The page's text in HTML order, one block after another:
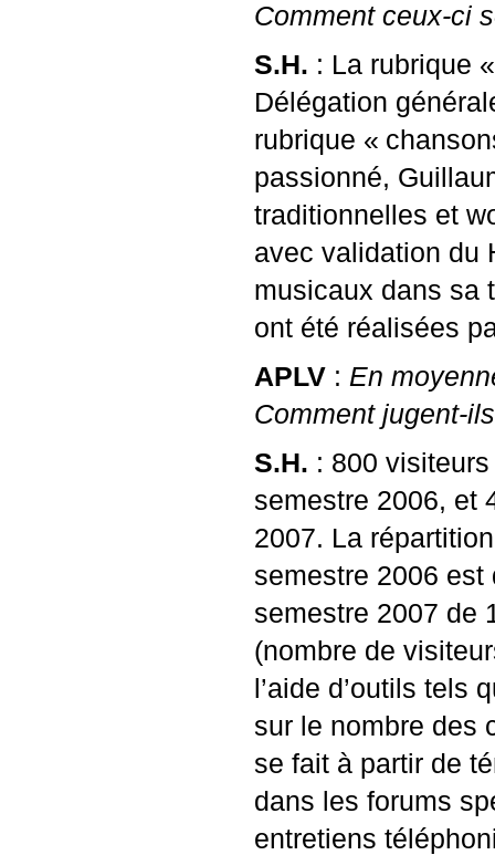
Comment ceux-ci
S.H. : La rubrique «
Délégation
rubrique «
passionné,
traditionnelles et
avec validation du
musicaux dans sa
ont été réalisées
APLV : En
Comment jugent-
S.H. : 800
semestre 2006, et
2007. La
semestre 2006 est
semestre 2007 de
(nombre de
l’aide d’outils
sur le nombre des
se fait à partir de
dans les forums
entretiens